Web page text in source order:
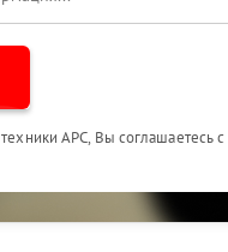
APC, Вы соглашаетесь с